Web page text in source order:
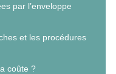
par l’enveloppe
et les procédures
coûte ?